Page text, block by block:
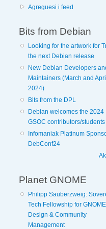
Agreguesi i feed
Bits from Debian
Looking for the artwork for
the next Debian release
New Debian Developers
Maintainers (March and April
2024)
Bits from the DPL
Debian welcomes the 2024
GSOC contributors/students
Infomaniak Platinum
DebConf24
Planet GNOME
Philipp Sauberzweig:
Tech Fellowship for GNOME
Design & Community
Management